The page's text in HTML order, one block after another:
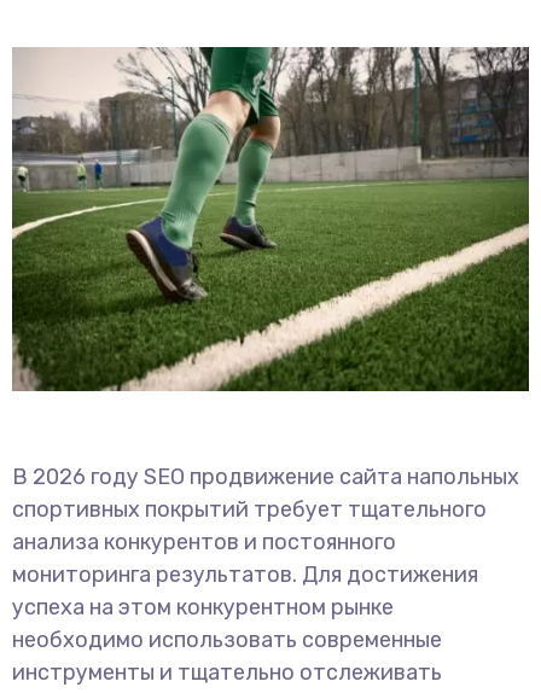
В 2026 году SEO продвижение сайта напольных
спортивных покрытий требует тщательного
анализа конкурентов и постоянного
мониторинга результатов. Для достижения
успеха на этом конкурентном рынке
необходимо использовать современные
инструменты и тщательно отслеживать